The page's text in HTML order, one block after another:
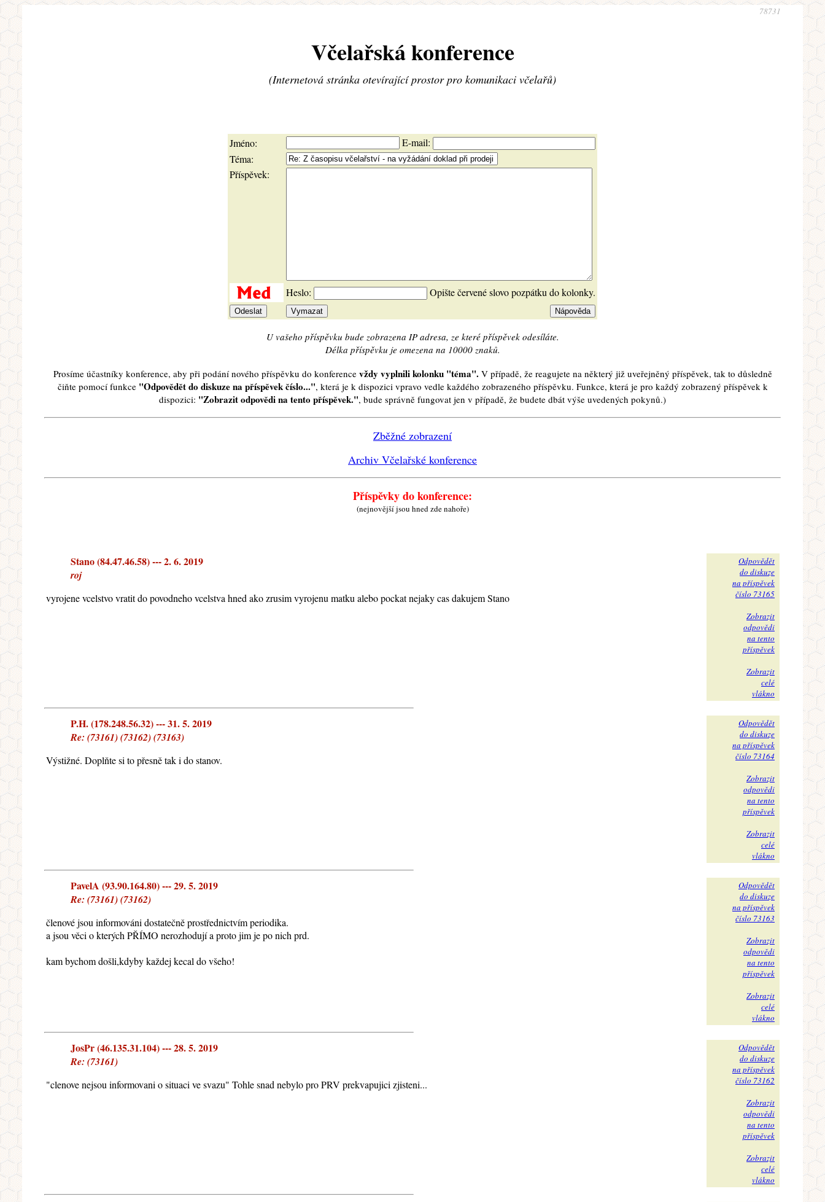
78731
Včelařská konference
(Internetová stránka otevírající prostor pro komunikaci včelařů)
Jméno:
E-mail:
Téma:
Příspěvek:
Heslo: Opište červené slovo pozpátku do kolonky.
U vašeho příspěvku bude zobrazena IP adresa, ze které příspěvek odesíláte.
Délka příspěvku je omezena na 10000 znaků.
Prosíme účastníky konference, aby při podání nového příspěvku do konference vždy vyplnili kolonku "téma". V případě, že reagujete na některý již uveřejněný příspěvek, tak to důsledně
čiňte pomocí funkce "Odpovědět do diskuze na příspěvek číslo...", která je k dispozici vpravo vedle každého zobrazeného příspěvku. Funkce, která je pro každý zobrazený příspěvek k
dispozici: "Zobrazit odpovědi na tento příspěvek.", bude správně fungovat jen v případě, že budete dbát výše uvedených pokynů.)
Zběžné zobrazení
Archiv Včelařské konference
Příspěvky do konference:
(nejnovější jsou hned zde nahoře)
Stano (84.47.46.58) --- 2. 6. 2019
roj
vyrojene vcelstvo vratit do povodneho vcelstva hned ako zrusim vyrojenu matku alebo pockat nejaky cas dakujem Stano
Odpovědět
do diskuze
na příspěvek
číslo 73165
Zobrazit
odpovědi
na tento
příspěvek
Zobrazit
celé
vlákno
P.H. (178.248.56.32) --- 31. 5. 2019
Re: (73161) (73162) (73163)
Výstižné. Doplňte si to přesně tak i do stanov.
Odpovědět
do diskuze
na příspěvek
číslo 73164
Zobrazit
odpovědi
na tento
příspěvek
Zobrazit
celé
vlákno
PavelA (93.90.164.80) --- 29. 5. 2019
Re: (73161) (73162)
členové jsou informováni dostatečně prostřednictvím periodika.
a jsou věci o kterých PŘÍMO nerozhodují a proto jim je po nich prd.
kam bychom došli,kdyby každej kecal do všeho!
Odpovědět
do diskuze
na příspěvek
číslo 73163
Zobrazit
odpovědi
na tento
příspěvek
Zobrazit
celé
vlákno
JosPr (46.135.31.104) --- 28. 5. 2019
Re: (73161)
"clenove nejsou informovani o situaci ve svazu" Tohle snad nebylo pro PRV prekvapujici zjisteni...
Odpovědět
do diskuze
na příspěvek
číslo 73162
Zobrazit
odpovědi
na tento
příspěvek
Zobrazit
celé
vlákno